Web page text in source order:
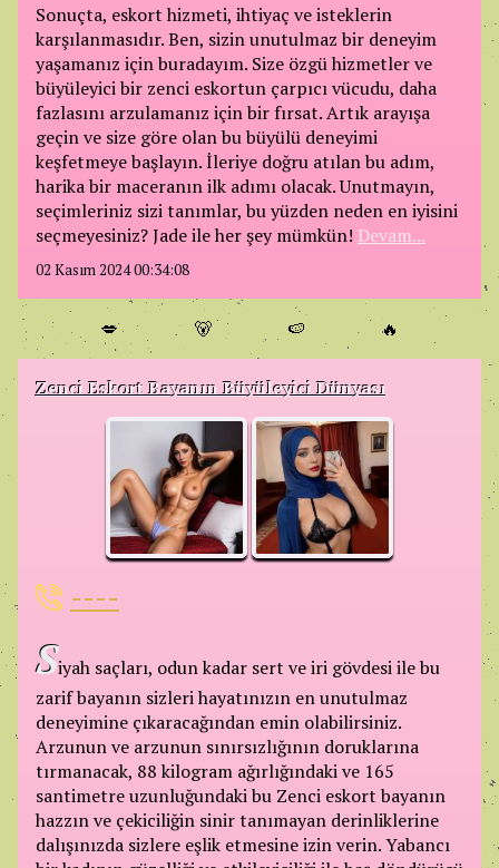
Sonuçta, eskort hizmeti, ihtiyaç ve isteklerin
karşılanmasıdır. Ben, sizin unutulmaz bir deneyim
yaşamanız için buradayım. Size özgü hizmetler ve
büyüleyici bir zenci eskortun çarpıcı vücudu, daha
fazlasını arzulamanız için bir fırsat. Artık arayışa
geçin ve size göre olan bu büyülü deneyimi
keşfetmeye başlayın. İleriye doğru atılan bu adım,
harika bir maceranın ilk adımı olacak. Unutmayın,
seçimleriniz sizi tanımlar, bu yüzden neden en iyisini
seçmeyesiniz? Jade ile her şey mümkün! Devam...
02 Kasım 2024 00:34:08
💋 🐻 🍉 🔥
Zenci Eskort Bayanın Büyüleyici Dünyası
----
Siyah saçları, odun kadar sert ve iri gövdesi ile bu
zarif bayanın sizleri hayatınızın en unutulmaz
deneyimine çıkaracağından emin olabilirsiniz.
Arzunun ve arzunun sınırsızlığının doruklarına
tırmanacak, 88 kilogram ağırlığındaki ve 165
santimetre uzunluğundaki bu Zenci eskort bayanın
hazzın ve çekiciliğin sinir tanımayan derinliklerine
dalışınızda sizlere eşlik etmesine izin verin. Yabancı